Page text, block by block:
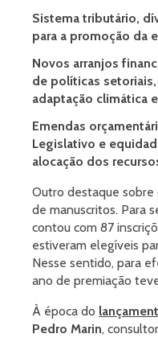
Sistema tributário,
para a promoção da
Novos arranjos
de políticas
adaptação climática
Emendas
Legislativo e
alocação dos
Outro destaque sobre
de manuscritos. Para
contou com 87
estiveram elegíveis
Nesse sentido, para
ano de premiação
À época do
Pedro Marin,